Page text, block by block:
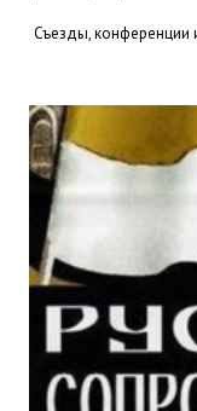
Съезды, конференции